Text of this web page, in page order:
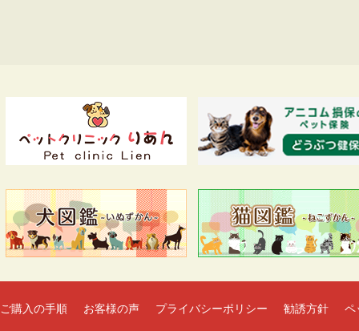
ご購入の手順 お客様の声 プライバシーポリシー 勧誘方針 ペ